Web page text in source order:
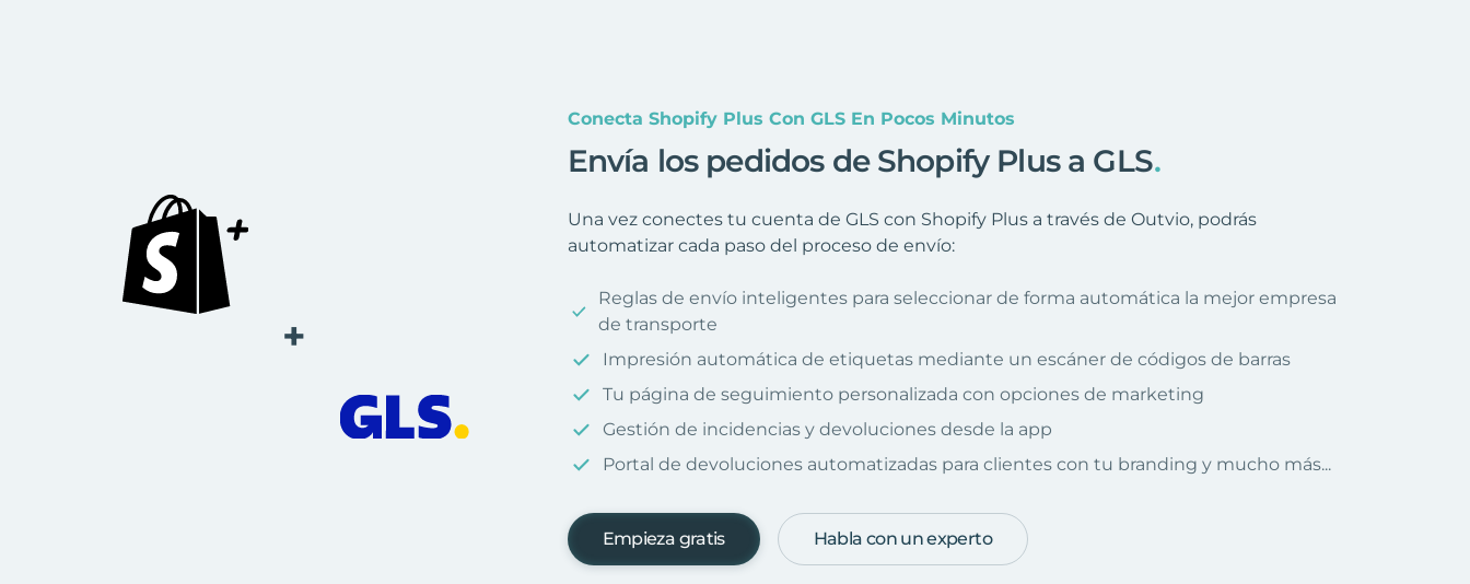
+
Conecta Shopify Plus Con GLS En Pocos Minutos
Envía los pedidos de Shopify Plus a GLS.
Una vez conectes tu cuenta de GLS con Shopify Plus a través de Outvio, podrás
automatizar cada paso del proceso de envío:
Reglas de envío inteligentes para seleccionar de forma automática la mejor empresa
de transporte
Impresión automática de etiquetas mediante un escáner de códigos de barras
Tu página de seguimiento personalizada con opciones de marketing
Gestión de incidencias y devoluciones desde la app
Portal de devoluciones automatizadas para clientes con tu branding y mucho más...
Empieza gratis Habla con un experto